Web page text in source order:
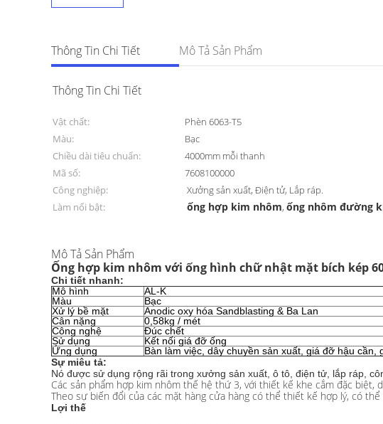
Thông Tin Chi Tiết Mô Tả Sản Phẩm
Thông Tin Chi Tiết
Vật chất: Phèn 6063-T5
Màu:
Bạc
Chiều dài tiêu chuẩn:
4000mm mỗi thanh
Mã số:
7608100000
Công nghiệp:
Xưởng sản xuất, Điện tử, Lắp ráp.
Làm nổi bật:
ống hợp kim nhôm,ống nhôm đường
Mô Tả Sản Phẩm
Ống hợp kim nhôm với ống hình chữ nhật mặt bích kép
Chi tiết nhanh:
Mô hình
AL-K
Màu
Bạc
Xử lý bề mặt
Anodic oxy hóa Sandblasting & Ba Lan
Cân nặng
0,58kg / mét
Công nghệ
Đúc chết
Sử dụng
Kết nối giá đỡ ống
Ứng dụng
Bàn làm việc, dây chuyền sản xuất, giá đỡ hậu cần,
Sự miêu tả:
Nó được sử dụng rộng rãi trong xưởng sản xuất, ô tô, điện tử, lắp ráp,
Các sản phẩm hợp kim nhôm thế hệ thứ 3, với thiết kế khe cắm đặc biệt,
Theo sự biến đổi của các mặt hàng cửa hàng có thể thiết kế hợp lý, có
Lợi thế